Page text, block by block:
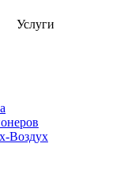
Услуги
Воздух